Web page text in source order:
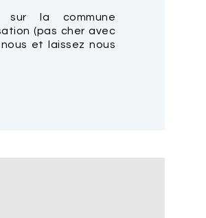
sur la commune
(pas cher avec
et laissez nous